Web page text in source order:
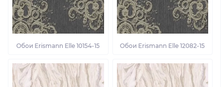
Обои Erismann Elle 10154-15 Обои Erismann Elle 12082-15